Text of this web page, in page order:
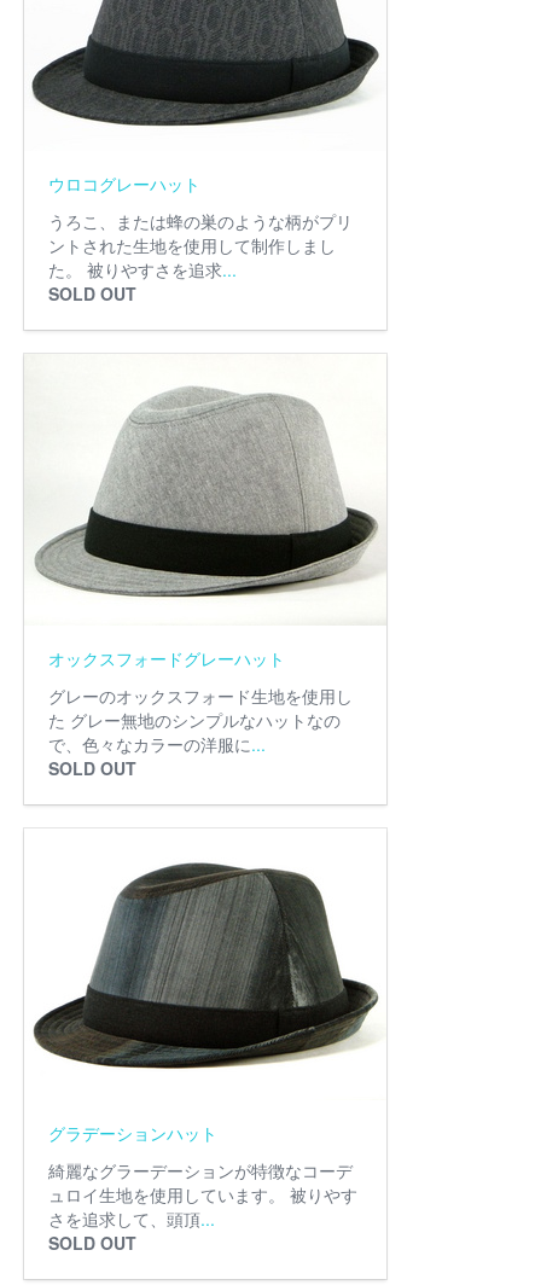
ウロコグレーハット
うろこ、または蜂の巣のような柄がプリ
ントされた生地を使用して制作しまし
た。 被りやすさを追求...
SOLD OUT
オックスフォードグレーハット
グレーのオックスフォード生地を使用し
た グレー無地のシンプルなハットなの
で、色々なカラーの洋服に...
SOLD OUT
グラデーションハット
綺麗なグラーデーションが特徴なコーデ
ュロイ生地を使用しています。 被りやす
さを追求して、頭頂...
SOLD OUT